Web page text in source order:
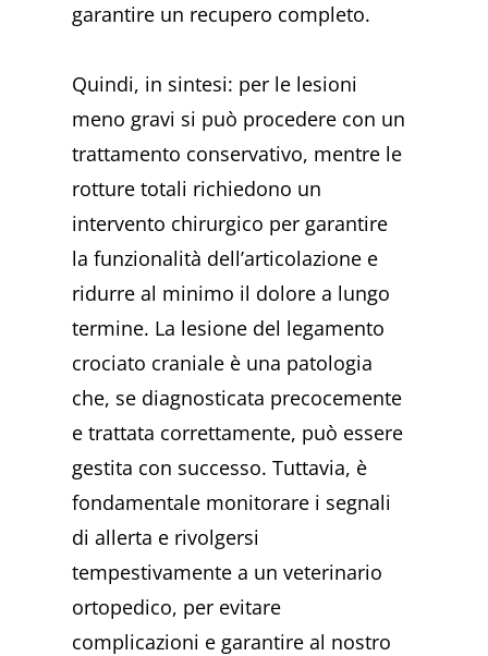
garantire un recupero completo.
Quindi, in sintesi: per le lesioni
meno gravi si può procedere con un
trattamento conservativo, mentre le
rotture totali richiedono un
intervento chirurgico per garantire
la funzionalità dell’articolazione e
ridurre al minimo il dolore a lungo
termine. La lesione del legamento
crociato craniale è una patologia
che, se diagnosticata precocemente
e trattata correttamente, può essere
gestita con successo. Tuttavia, è
fondamentale monitorare i segnali
di allerta e rivolgersi
tempestivamente a un veterinario
ortopedico, per evitare
complicazioni e garantire al nostro